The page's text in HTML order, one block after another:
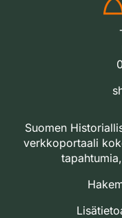
Suomen
verkkoportaali